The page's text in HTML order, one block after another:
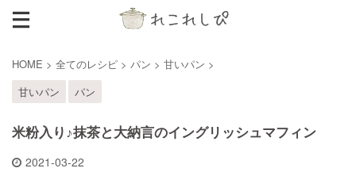
HOME > 全てのレシピ > パン > 甘いパン >
甘いパン
パン
米粉入り♪抹茶と大納言のイングリッシュマフィン
2021-03-22